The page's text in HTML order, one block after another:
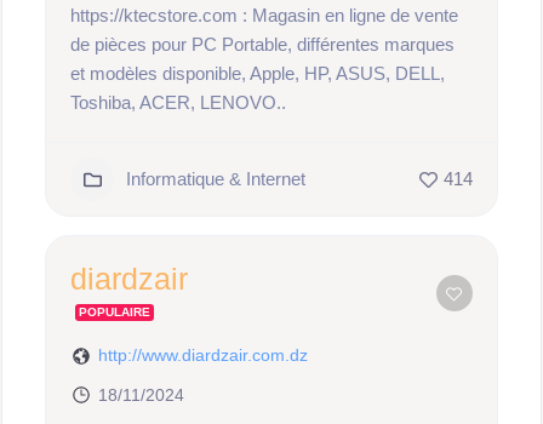
https://ktecstore.com : Magasin en ligne de vente
de pièces pour PC Portable, différentes marques
et modèles disponible, Apple, HP, ASUS, DELL,
Toshiba, ACER, LENOVO..
Informatique & Internet 414
diardzair
POPULAIRE
http://www.diardzair.com.dz
18/11/2024